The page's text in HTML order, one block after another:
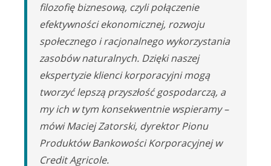
filozofię biznesową, czyli połączenie
efektywności ekonomicznej, rozwoju
społecznego i racjonalnego wykorzystania
zasobów naturalnych. Dzięki naszej
ekspertyzie klienci korporacyjni mogą
tworzyć lepszą przyszłość gospodarczą, a
my ich w tym konsekwentnie wspieramy –
mówi Maciej Zatorski, dyrektor Pionu
Produktów Bankowości Korporacyjnej w
Credit Agricole.